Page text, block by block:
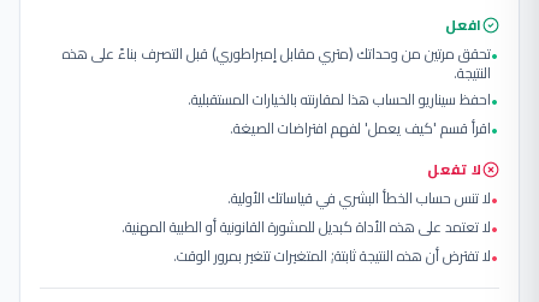
افعل
•تحقق مرتين من وحداتك (متري مقابل إمبراطوري) قبل التصرف بناءً على هذه
النتيجة.
•احفظ سيناريو الحساب هذا لمقارنته بالخيارات المستقبلية.
•اقرأ قسم 'كيف يعمل' لفهم افتراضات الصيغة.
لا تفعل
•لا تنس حساب الخطأ البشري في قياساتك الأولية.
•لا تعتمد على هذه الأداة كبديل للمشورة القانونية أو الطبية المهنية.
•لا تفترض أن هذه النتيجة ثابتة; المتغيرات تتغير بمرور الوقت.